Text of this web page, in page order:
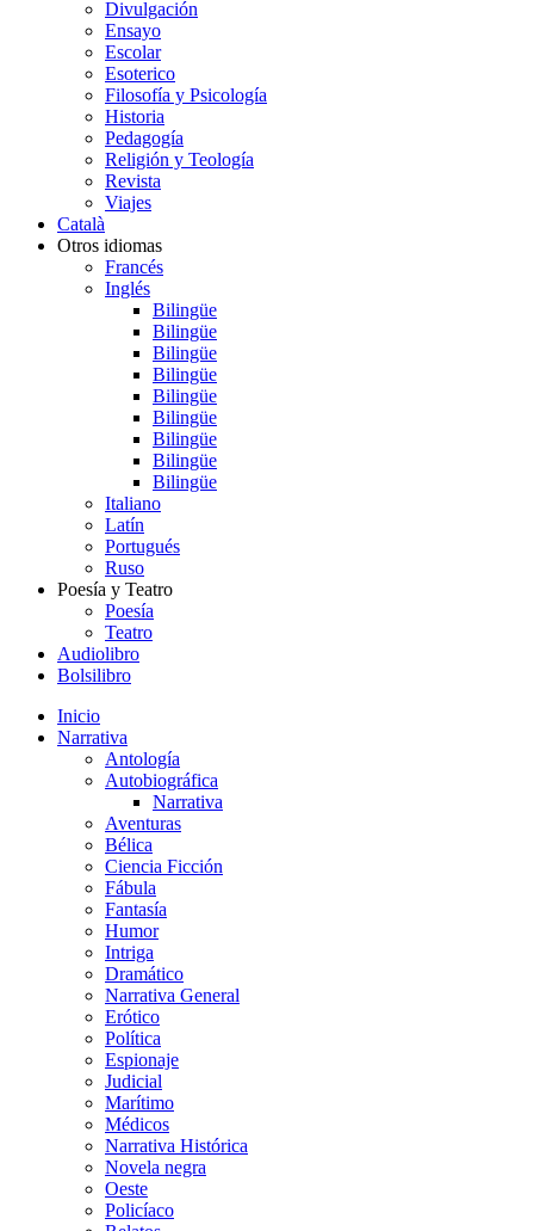
Divulgación
Ensayo
Escolar
Esoterico
Filosofía y Psicología
Historia
Pedagogía
Religión y Teología
Revista
Viajes
Català
Otros idiomas
Francés
Inglés
Bilingüe
Bilingüe
Bilingüe
Bilingüe
Bilingüe
Bilingüe
Bilingüe
Bilingüe
Bilingüe
Italiano
Latín
Portugués
Ruso
Poesía y Teatro
Poesía
Teatro
Audiolibro
Bolsilibro
Inicio
Narrativa
Antología
Autobiográfica
Narrativa
Aventuras
Bélica
Ciencia Ficción
Fábula
Fantasía
Humor
Intriga
Dramático
Narrativa General
Erótico
Política
Espionaje
Judicial
Marítimo
Médicos
Narrativa Histórica
Novela negra
Oeste
Policíaco